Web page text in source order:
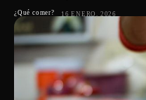
¿Qué comer? 16 ENERO, 2026